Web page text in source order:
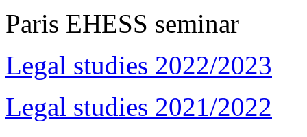
Paris EHESS seminar
Legal studies 2022/2023
Legal studies 2021/2022